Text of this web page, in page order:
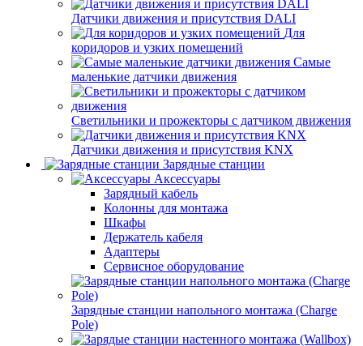
Датчики движения и присутствия DALI
Для
коридоров и узких помещений
Самые
маленькие датчики движения
Светильники и прожекторы с датчиком движения
Датчики движения и присутствия KNX
Зарядные станции
Аксессуары
Зарядный кабель
Колонны для монтажа
Шкафы
Держатель кабеля
Адаптеры
Сервисное оборудование
Зарядные станции напольного монтажа (Charge
Pole)